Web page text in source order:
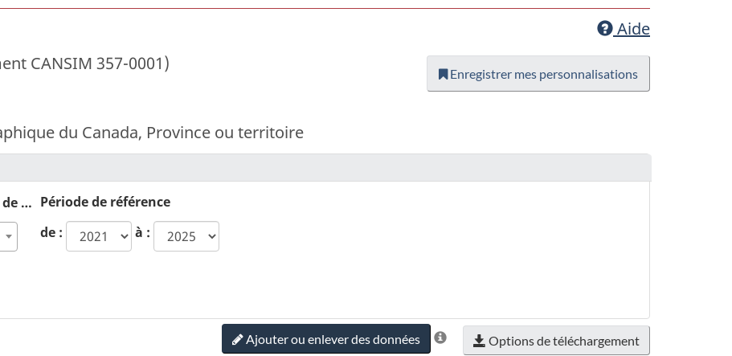
CANSIM 357-0001)
du Canada, Province ou territoire
Aide
Enregistrer mes personnalisations
Système de classification des industries de l'Amérique du Nord (SCIAN) : Période de référence
de :
à :
Ajouter ou enlever des données Options de téléchargement